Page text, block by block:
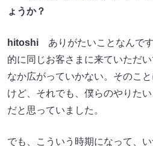
ょうか？
hitoshi ありがたいことなんで
的に同じお客さまに来ていただ
なか広がっていかない。そのこ
けど、それでも、僕らのやりた
だと思っていました。
でも、こういう時期になって、